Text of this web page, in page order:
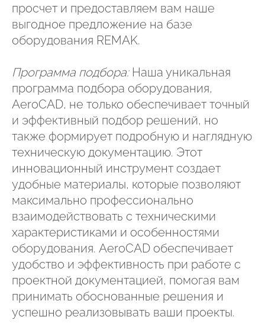
просчет и предоставляем вам наше
выгодное предложение на базе
оборудования REMAK.
Программа подбора:Наша уникальная
программа подбора оборудования,
AeroCAD, не только обеспечивает точный
и эффективный подбор решений, но
также формирует подробную и наглядную
техническую документацию. Этот
инновационный инструмент создает
удобные материалы, которые позволяют
максимально профессионально
взаимодействовать с техническими
характеристиками и особенностями
оборудования. AeroCAD обеспечивает
удобство и эффективность при работе с
проектной документацией, помогая вам
принимать обоснованные решения и
успешно реализовывать ваши проекты.